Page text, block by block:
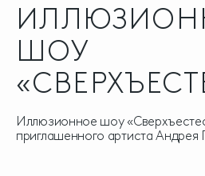
ШОУ
Иллюзионное шоу
приглашенного артиста Андрея